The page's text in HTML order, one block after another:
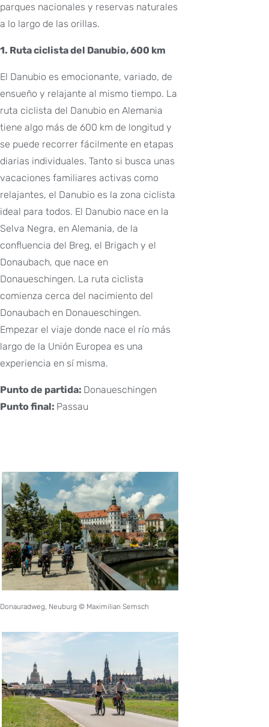
parques nacionales y reservas naturales
a lo largo de las orillas.
1. Ruta ciclista del Danubio, 600 km
El Danubio es emocionante, variado, de
ensueño y relajante al mismo tiempo. La
ruta ciclista del Danubio en Alemania
tiene algo más de 600 km de longitud y
se puede recorrer fácilmente en etapas
diarias individuales. Tanto si busca unas
vacaciones familiares activas como
relajantes, el Danubio es la zona ciclista
ideal para todos. El Danubio nace en la
Selva Negra, en Alemania, de la
confluencia del Breg, el Brigach y el
Donaubach, que nace en
Donaueschingen. La ruta ciclista
comienza cerca del nacimiento del
Donaubach en Donaueschingen.
Empezar el viaje donde nace el río más
largo de la Unión Europea es una
experiencia en sí misma.
Punto de partida: Donaueschingen
Punto final: Passau
Donauradweg, Neuburg © Maximilian Semsch